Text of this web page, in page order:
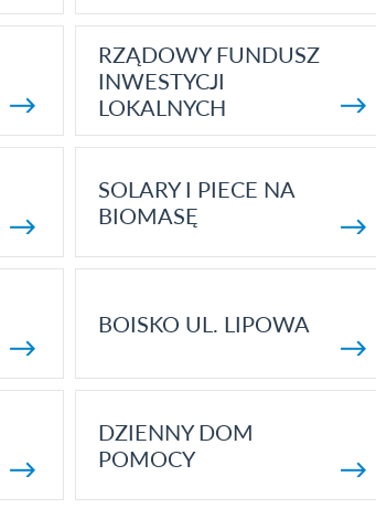
RZĄDOWY FUNDUSZ
INWESTYCJI
LOKALNYCH
SOLARY I PIECE NA
BIOMASĘ
BOISKO UL. LIPOWA
DZIENNY DOM
POMOCY